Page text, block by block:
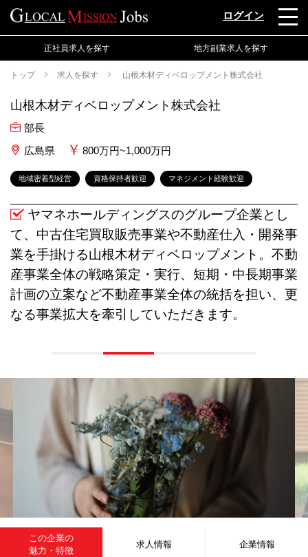
ログイン
正社員求人を探す 地方副業求人を探す
トップ 求人を探す 山根木材ディベロップメント株式会社
山根木材ディベロップメント株式会社
部長
広島県
800万円~1,000万円
地域密着型経営 資格保持者歓迎 マネジメント経験歓迎
ヤマネホールディングスのグループ企業とし
て、中古住宅買取販売事業や不動産仕入・開発事
業を手掛ける山根木材ディベロップメント。不動
産事業全体の戦略策定・実行、短期・中長期事業
計画の立案など不動産事業全体の統括を担い、更
なる事業拡大を牽引していただきます。
この企業の
魅力・特徴
求人情報 企業情報